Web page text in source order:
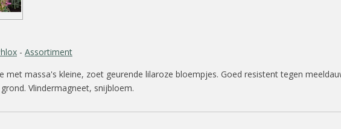
- Assortiment
met massa's kleine, zoet geurende lilaroze bloempjes. Goed resistent tegen
Vlindermagneet, snijbloem.